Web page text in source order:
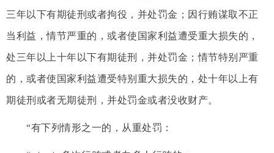
三年以下有期徒刑或者拘役，并处罚金；因行贿谋取不正
当利益，情节严重的，或者使国家利益遭受重大损失的，
处三年以上十年以下有期徒刑，并处罚金；情节特别严重
的，或者使国家利益遭受特别重大损失的，处十年以上有
期徒刑或者无期徒刑，并处罚金或者没收财产。
“有下列情形之一的，从重处罚：